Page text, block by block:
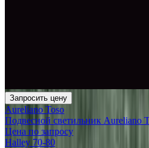
Запросить цену
Aureliano Toso
Подвесной светильник Aureliano
Цена по запросу
Halley 70-80